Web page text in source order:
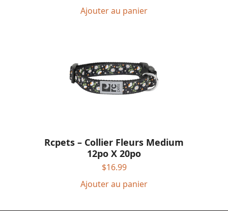
Ajouter au panier
Rcpets – Collier Fleurs Medium
12po X 20po
$16.99
Ajouter au panier